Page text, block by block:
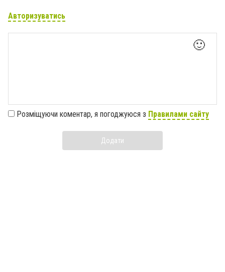
Авторизуватись
🙂
Розміщуючи коментар, я погоджуюся з Правилами сайту
Додати